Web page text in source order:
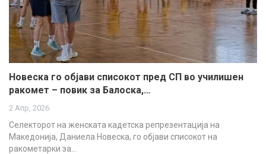
Новеска го објави списокот пред СП во училишен
ракомет – повик за Балоска,…
2 Апр, 2026
Селекторот на женската кадетска репрезентација на
Македонија, Даниела Новеска, го објави списокот на
ракометарки за…